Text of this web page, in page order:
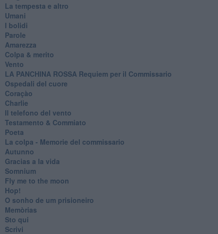
La tempesta e altro
Umani
I bolidi
Parole
Amarezza
Colpa & merito
Vento
​LA PANCHINA ROSSA Requiem per il Commissario
Ospedali del cuore
Coraçào
Charlie
Il telefono del vento
Testamento & Commiato
Poeta
​La colpa - Memorie del commissario
Autunno
Gracias a la vida
Somnium
Fly me to the moon
Hop!
O sonho de um prisioneiro
Memòrias
Sto qui
Scrivi